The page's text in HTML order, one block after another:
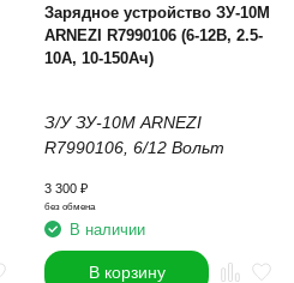
Зарядное устройство ЗУ-10М
ARNEZI R7990106 (6-12В, 2.5-
10А, 10-150Ач)
З/У ЗУ-10М ARNEZI
R7990106, 6/12 Вольт
3 300 ₽
без обмена
В наличии
В корзину